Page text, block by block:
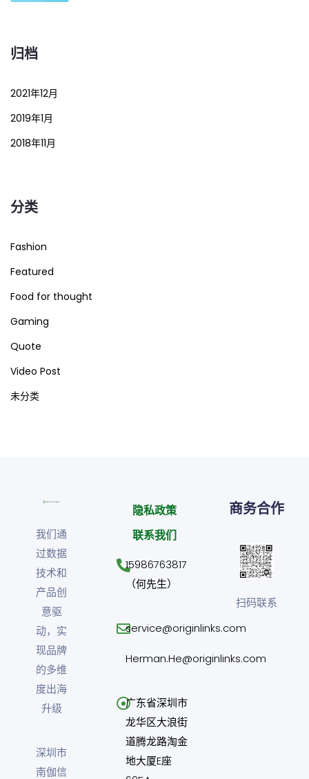
归档
2021年12月
2019年1月
2018年11月
分类
Fashion
Featured
Food for thought
Gaming
Quote
Video Post
未分类
我们通
过数据
技术和
产品创
意驱
动，实
现品牌
的多维
度出海
升级
深圳市
南伽信
隐私政策
联系我们
15986763817
（何先生）
service@originlinks.com
Herman.He@originlinks.com
广东省深圳市
龙华区大浪街
道腾龙路淘金
地大厦E座
商务合作
扫码联系